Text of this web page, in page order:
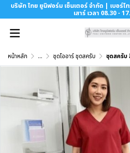
บริษัท ไทย ยูนิฟอร์ม เซ็นเตอร์ จำกัด | เบอร์โ
เสาร์ เวลา 08.30 -
หน้าหลัก ... ชุดโออาร์ ชุดสครับ